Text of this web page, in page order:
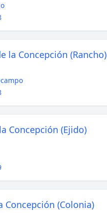
la Concepción (Rancho)
Concepción (Ejido)
Concepción (Colonia)